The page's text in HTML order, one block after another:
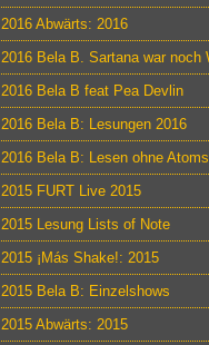
2016 Abwärts: 2016
2016 Bela B. Sartana war noch
2016 Bela B feat Pea Devlin
2016 Bela B: Lesungen 2016
2016 Bela B: Lesen ohne
2015 FURT Live 2015
2015 Lesung Lists of Note
2015 ¡Más Shake!: 2015
2015 Bela B: Einzelshows
2015 Abwärts: 2015